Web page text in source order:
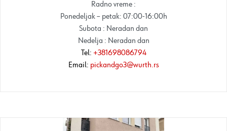
Radno vreme :
Ponedeljak – petak: 07:00-16:00h
Subota : Neradan dan
Nedelja : Neradan dan
Tel: +381698086794
Email: pickandgo3@wurth.rs